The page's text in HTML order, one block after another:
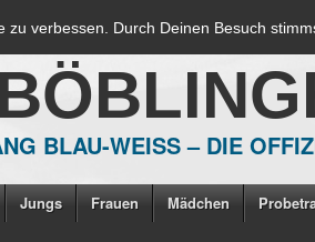
verbessen. Durch Deinen Besuch
BLAU-WEISS – DIE
Jungs Frauen Mädchen